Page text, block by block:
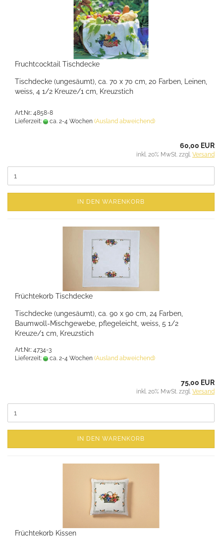
Fruchtcocktail Tischdecke
Tischdecke (ungesäumt), ca. 70 x 70 cm, 20 Farben, Leinen,
weiss, 4 1/2 Kreuze/1 cm, Kreuzstich
Art.Nr.: 4858-8
Lieferzeit:
ca. 2-4 Wochen (Ausland abweichend)
60,00 EUR
inkl. 20% MwSt. zzgl. Versand
IN DEN WARENKORB
Früchtekorb Tischdecke
Tischdecke (ungesäumt), ca. 90 x 90 cm, 24 Farben,
Baumwoll-Mischgewebe, pflegeleicht, weiss, 5 1/2
Kreuze/1 cm, Kreuzstich
Art.Nr.: 4734-3
Lieferzeit:
ca. 2-4 Wochen (Ausland abweichend)
75,00 EUR
inkl. 20% MwSt. zzgl. Versand
IN DEN WARENKORB
Früchtekorb Kissen